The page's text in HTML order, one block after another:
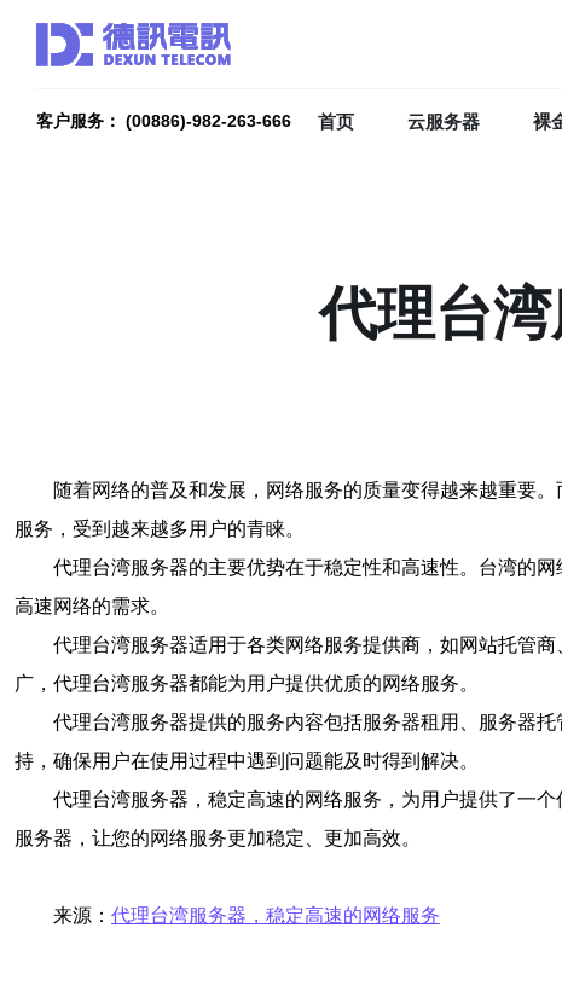
客户服务： (00886)-982-263-666 首页 云服务器 裸
代理台
随着网络的普及和发展，网络服务的质量变得越来越重要
服务，受到越来越多用户的青睐。
代理台湾服务器的主要优势在于稳定性和高速性。台湾的
高速网络的需求。
代理台湾服务器适用于各类网络服务提供商，如网站托管
广，代理台湾服务器都能为用户提供优质的网络服务。
代理台湾服务器提供的服务内容包括服务器租用、服务器
持，确保用户在使用过程中遇到问题能及时得到解决。
代理台湾服务器，稳定高速的网络服务，为用户提供了一
服务器，让您的网络服务更加稳定、更加高效。
来源： 代理台湾服务器，稳定高速的网络服务